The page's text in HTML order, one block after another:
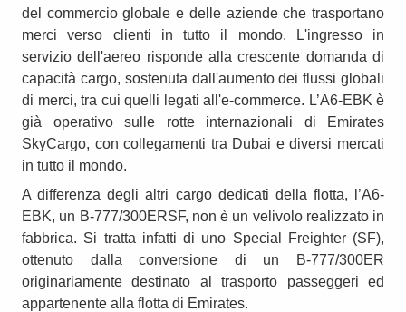
del commercio globale e delle aziende che trasportano
merci verso clienti in tutto il mondo. L'ingresso in
servizio dell'aereo risponde alla crescente domanda di
capacità cargo, sostenuta dall'aumento dei flussi globali
di merci, tra cui quelli legati all'e-commerce. L’A6-EBK è
già operativo sulle rotte internazionali di Emirates
SkyCargo, con collegamenti tra Dubai e diversi mercati
in tutto il mondo.
A differenza degli altri cargo dedicati della flotta, l’A6-
EBK, un B-777/300ERSF, non è un velivolo realizzato in
fabbrica. Si tratta infatti di uno Special Freighter (SF),
ottenuto dalla conversione di un B-777/300ER
originariamente destinato al trasporto passeggeri ed
appartenente alla flotta di Emirates.